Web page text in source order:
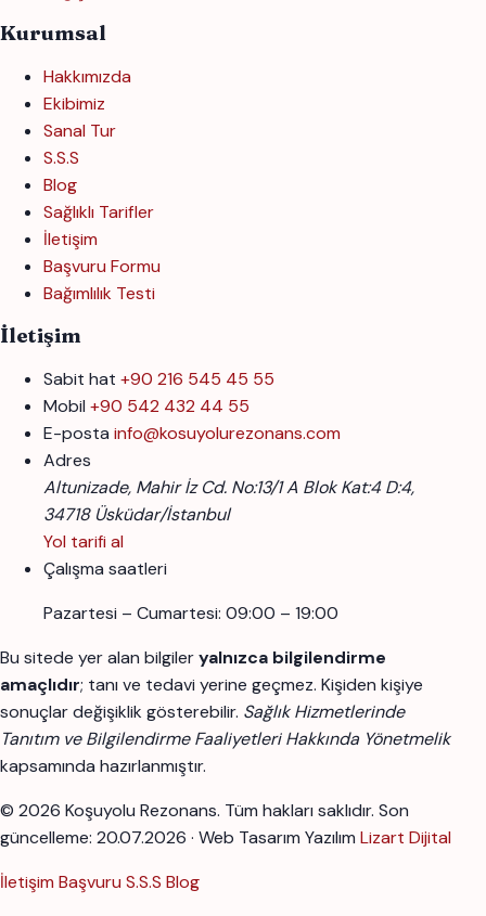
Kurumsal
Hakkımızda
Ekibimiz
Sanal Tur
S.S.S
Blog
Sağlıklı Tarifler
İletişim
Başvuru Formu
Bağımlılık Testi
İletişim
Sabit hat +90 216 545 45 55
Mobil +90 542 432 44 55
E-posta info@kosuyolurezonans.com
Adres
Altunizade, Mahir İz Cd. No:13/1 A Blok Kat:4 D:4,
34718 Üsküdar/İstanbul
Yol tarifi al
Çalışma saatleri
Pazartesi – Cumartesi: 09:00 – 19:00
Bu sitede yer alan bilgileryalnızca bilgilendirme
amaçlıdır; tanı ve tedavi yerine geçmez. Kişiden kişiye
sonuçlar değişiklik gösterebilir. Sağlık Hizmetlerinde
Tanıtım ve Bilgilendirme Faaliyetleri Hakkında Yönetmelik
kapsamında hazırlanmıştır.
© 2026 Koşuyolu Rezonans. Tüm hakları saklıdır. Son
güncelleme: 20.07.2026 · Web Tasarım Yazılım Lizart Dijital
İletişim Başvuru S.S.S Blog